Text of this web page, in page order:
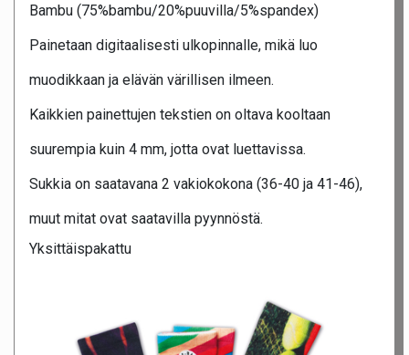
Bambu (75%bambu/20%puuvilla/5%spandex)
Painetaan digitaalisesti ulkopinnalle, mikä luo
muodikkaan ja elävän värillisen ilmeen.
Kaikkien painettujen tekstien on oltava kooltaan
suurempia kuin 4 mm, jotta ovat luettavissa.
Sukkia on saatavana 2 vakiokokona (36-40 ja 41-46),
muut mitat ovat saatavilla pyynnöstä.
Yksittäispakattu